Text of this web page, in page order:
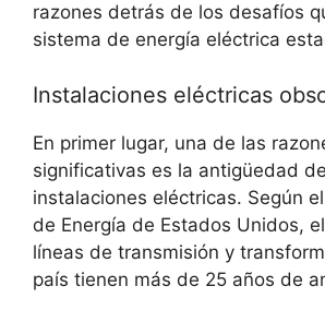
razones detrás de los desafíos
sistema de energía eléctrica
Instalaciones eléctricas
En primer lugar, una de las
significativas es la antigüedad
instalaciones eléctricas. Según
de Energía de Estados Unidos,
líneas de transmisión y
país tienen más de 25 años de